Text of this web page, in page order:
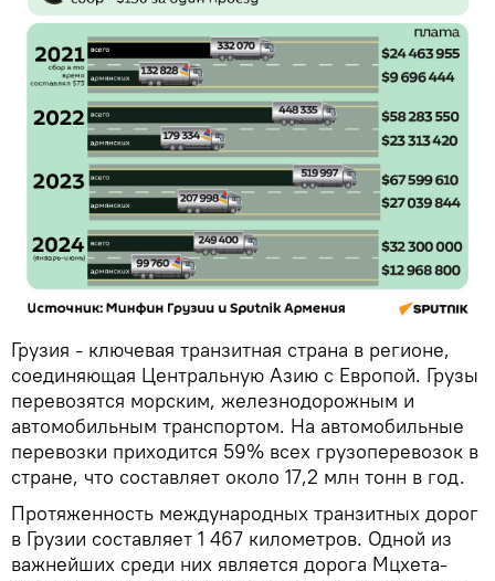
Грузия - ключевая транзитная страна в регионе,
соединяющая Центральную Азию с Европой. Грузы
перевозятся морским, железнодорожным и
автомобильным транспортом. На автомобильные
перевозки приходится 59% всех грузоперевозок в
стране, что составляет около 17,2 млн тонн в год.
Протяженность международных транзитных дорог
в Грузии составляет 1 467 километров. Одной из
важнейших среди них является дорога Мцхета-